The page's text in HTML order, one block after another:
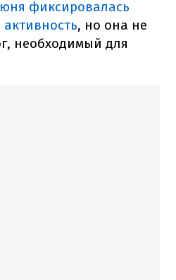
фиксировалась
, но она не
необходимый для